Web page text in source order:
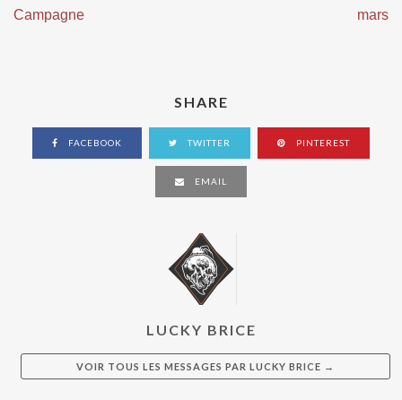
Campagne
mars
SHARE
FACEBOOK TWITTER PINTEREST
EMAIL
LUCKY BRICE
VOIR TOUS LES MESSAGES PAR LUCKY BRICE →